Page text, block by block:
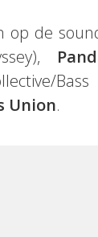
op de
Bass
Union.